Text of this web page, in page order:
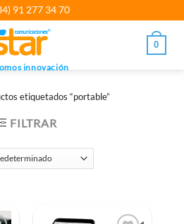
91 277 34 70
innovación
0
etiquetados “portable”
FILTRAR